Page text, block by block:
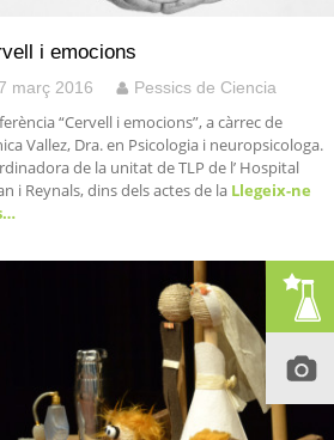
i emocions
març 2016 Pessics de Ciencia
“Cervell i emocions”, a càrrec de
Vallez, Dra. en Psicologia i neuropsicologa.
de la unitat de TLP de l’ Hospital
i Reynals, dins dels actes de la Llegeix-ne